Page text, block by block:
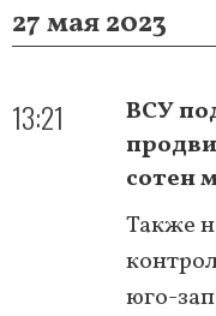
27 мая 2023
13:21
ВСУ
сотен
Также
юго-